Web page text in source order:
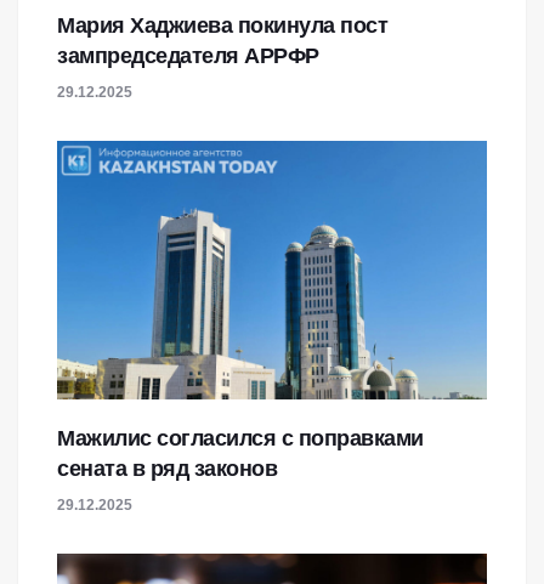
Мария Хаджиева покинула пост
зампредседателя АРРФР
29.12.2025
Мажилис согласился с поправками
сената в ряд законов
29.12.2025